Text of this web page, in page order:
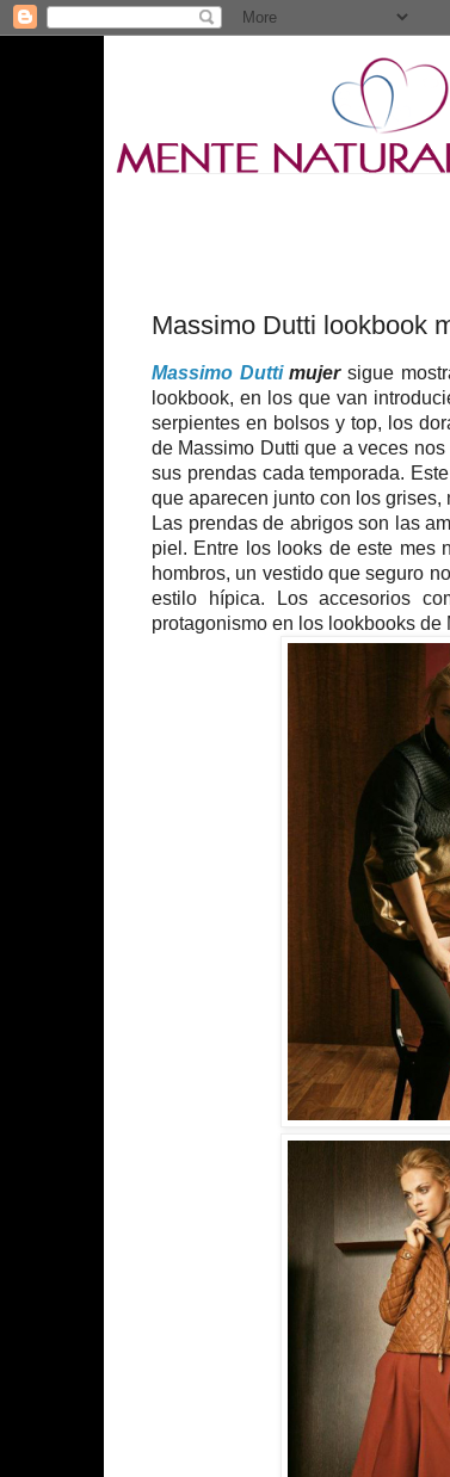
Massimo Dutti lookbook
Massimo Duttimujersigue
lookbook, en los que van
serpientes en bolsos y top, los
de Massimo Dutti que a veces
sus prendas cada temporada. Este
que aparecen junto con los grises,
Las prendas de abrigos son las
piel. Entre los looks de este mes
hombros, un vestido que seguro
estilo hípica. Los accesorios
protagonismo en los lookbooks de